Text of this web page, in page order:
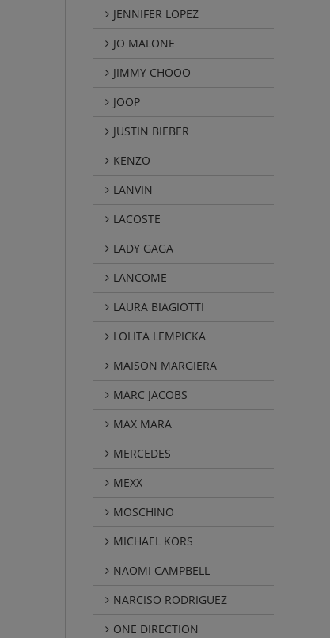
JENNIFER LOPEZ
JO MALONE
JIMMY CHOOO
JOOP
JUSTIN BIEBER
KENZO
LANVIN
LACOSTE
LADY GAGA
LANCOME
LAURA BIAGIOTTI
LOLITA LEMPICKA
MAISON MARGIERA
MARC JACOBS
MAX MARA
MERCEDES
MEXX
MOSCHINO
MICHAEL KORS
NAOMI CAMPBELL
NARCISO RODRIGUEZ
ONE DIRECTION